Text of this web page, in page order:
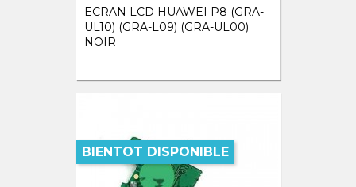
ECRAN LCD HUAWEI P8 (GRA-
UL10) (GRA-L09) (GRA-UL00)
NOIR
BIENTOT DISPONIBLE